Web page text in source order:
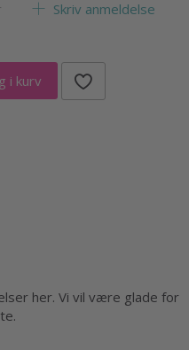
Skriv anmeldelse
i kurv
her. Vi vil være glade for